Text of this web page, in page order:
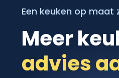
Meer
Een keuken op maat
Meer
advies